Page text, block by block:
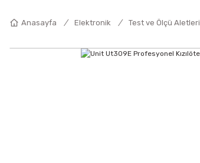
Anasayfa Elektronik Test ve Ölçü Aletleri